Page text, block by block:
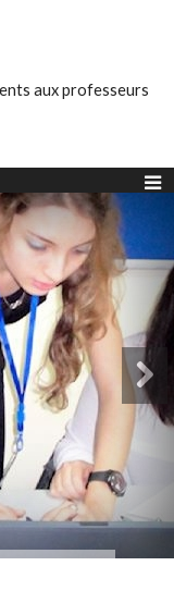
aux professeurs